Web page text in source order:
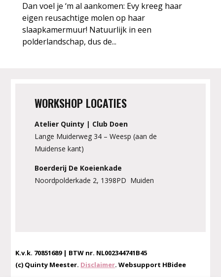
Dan voel je ‘m al aankomen: Evy kreeg haar
eigen reusachtige molen op haar
slaapkamermuur! Natuurlijk in een
polderlandschap, dus de...
WORKSHOP LOCATIES
Atelier Quinty | Club Doen
Lange Muiderweg 34 – Weesp (aan de
Muidense kant)
Boerderij De Koeienkade
Noordpolderkade 2, 1398PD Muiden
K.v.k. 70851689 | BTW nr. NL002344741B45
(c) Quinty Meester. Disclaimer. Websupport HBidee